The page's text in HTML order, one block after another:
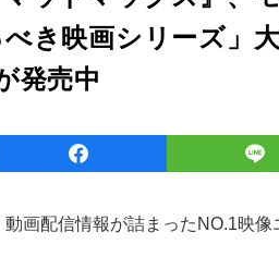
き映画シリーズ」
発売中
画配信情報が詰まったNO.1映